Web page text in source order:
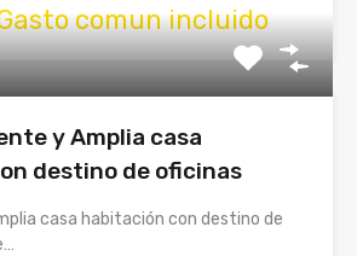
comun incluido
y Amplia casa
destino de oficinas
casa habitación con destino de